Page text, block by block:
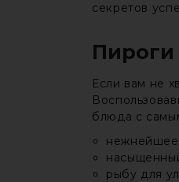
секретов
Пироги
Если вам не
блюда с
нежнейшее
рыбу для